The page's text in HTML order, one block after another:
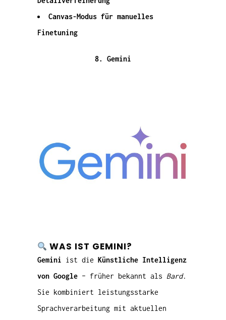
Canvas-Modus für manuelles
Finetuning
8. Gemini
WAS IST GEMINI?
Gemini ist die
Künstliche Intelligenz
von Google – früher bekannt als Bard.
Sie kombiniert leistungsstarke
Sprachverarbeitung mit aktuellen